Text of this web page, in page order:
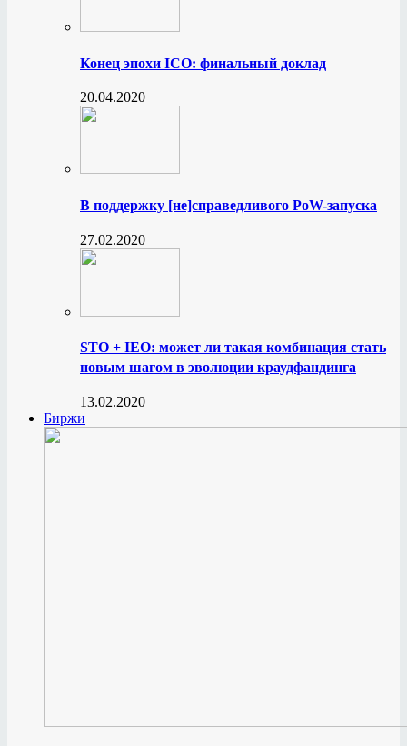
Конец эпохи ICO: финальный доклад
20.04.2020
В поддержку [не]справедливого PoW-запуска
27.02.2020
STO + IEO: может ли такая комбинация стать
новым шагом в эволюции краудфандинга
13.02.2020
Биржи